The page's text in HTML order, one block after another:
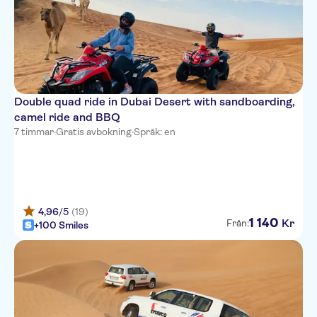
Jannah Marina Hotel
Apartments
Al Habtoor Polo Resort
Ramee Royal Hotel
Four Points by Sheraton
Production City, Dubai
DAMAC Majestine
Spinney's Entrance
JW Marriott Marquis Dubai
Double quad ride in Dubai Desert with sandboarding,
camel ride and BBQ
7 timmar·Gratis avbokning·Språk: en
4,96/5 (19)
+100 Smiles
Från:1 140 Kr